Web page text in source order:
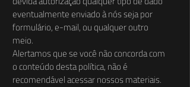
eventualmente enviado à nós seja por
formulário, e-mail, ou qualquer outro
meio.
Alertamos que se você não concorda com
o conteúdo desta política, não é
recomendável acessar nossos materiais.